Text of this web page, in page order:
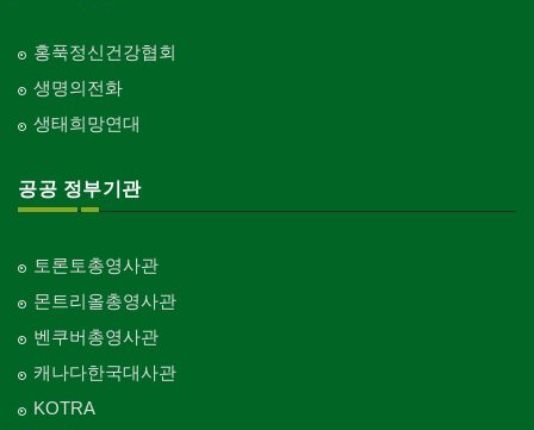
홍푹정신건강협회
생명의전화
생태희망연대
공공 정부기관
토론토총영사관
몬트리올총영사관
벤쿠버총영사관
캐나다한국대사관
KOTRA